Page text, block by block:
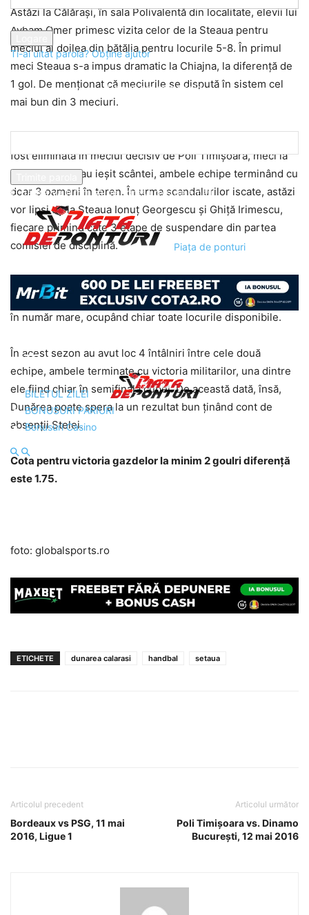
Ti-ai uitat parola? Obține ajutor
Recuperare parola
adresa dvs de email
O parola va fi trimisă pe adresa dvs de email.
Piața de ponturi
BILETUL ZILEI
BONUSURI PARIURI
Bonusuri Casino
Astăzi la Călărași, în sala Polivalentă din localitate, elevii lui
Ayham Omer primesc vizita celor de la Steaua pentru
meciul al doilea din bătălia pentru locurile 5-8. În primul
meci Steaua s-a impus dramatic la Chiajna, la diferență de
1 gol. De menționat că meciurile se dispută în sistem cel
mai bun din 3 meciuri.
fost eliminată în meciul decisiv de Poli Timișoara, meci la
capătul căruia au ieșit scântei, ambele echipe terminând cu
doar 3 oameni în teren. În urma scandalurilor iscate, astăzi
vor lipsi de la Steaua Ionuț Georgescu și Ghiță Irimescu,
fiecare primind câte 3 etape de suspendare din partea
comisiei de disciplină.
Atmosfera de la Călărași este întotdeauna incendiară,
publicul din localitate fiind prezent la orice meci al echipei
în număr mare, ocupând chiar toate locurile disponibile.
În acest sezon au avut loc 4 întâlniri între cele două
echipe, ambele terminate cu victoria militarilor, una dintre
ele fiind chiar în semifinala cupei. De această dată, însă,
Dunărea poate spera la un rezultat bun ținând cont de
absenții Stelei.
Cota pentru victoria gazdelor la minim 2 goulri diferență
este 1.75.
foto: globalsports.ro
ETICHETE dunarea calarasi handbal setaua
Articolul precedent
Bordeaux vs PSG, 11 mai
2016, Ligue 1
Articolul următor
Poli Timișoara vs. Dinamo
București, 12 mai 2016